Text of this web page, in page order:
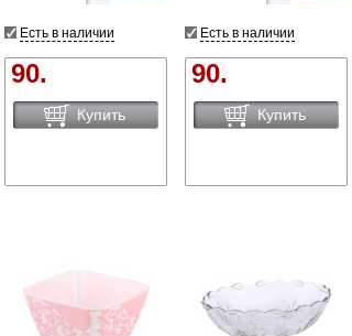
Есть в наличии
90.
Купить
Есть в наличии
90.
Купить